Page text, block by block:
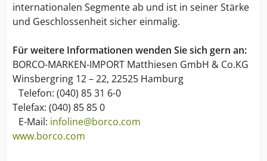
internationalen Segmente ab und ist in seiner Stärke
und Geschlossenheit sicher einmalig.
Für weitere Informationen wenden Sie sich gern an:
BORCO-MARKEN-IMPORT Matthiesen GmbH & Co.KG
Winsbergring 12 – 22, 22525 Hamburg
Telefon: (040) 85 31 6-0
Telefax: (040) 85 85 0
E-Mail: infoline@borco.com
www.borco.com